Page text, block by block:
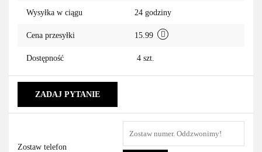
Wysyłka w ciągu 24 godziny
Cena przesyłki 15.99
Dostępność 4 szt.
ZADAJ PYTANIE
Zostaw telefon